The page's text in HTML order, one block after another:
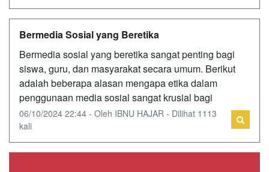
Bermedia Sosial yang Beretika
Bermedia sosial yang beretika sangat penting bagi
siswa, guru, dan masyarakat secara umum. Berikut
adalah beberapa alasan mengapa etika dalam
penggunaan media sosial sangat krusial bagi
06/10/2024 22:44 - Oleh IBNU HAJAR - Dilihat 1113
kali